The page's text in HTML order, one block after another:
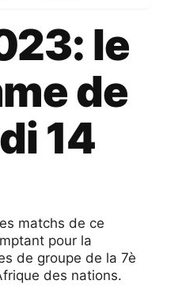
le
de
14
matchs de ce
pour la
de groupe de la 7è
des nations.